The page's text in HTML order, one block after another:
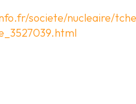
societe/nucleaire/